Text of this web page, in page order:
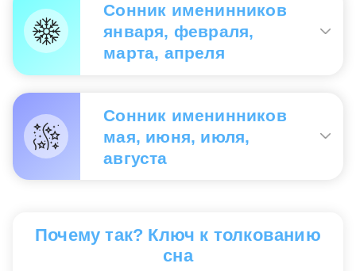
магазине
— вас обделят в наследстве.
Сонник именинников
января, февраля,
марта, апреля
Видеть во сне, как вас обвешивают в магазине
— к похуданию.Сонник именинников
мая, июня, июля,
августа
Почему так? Ключ к толкованию
сна